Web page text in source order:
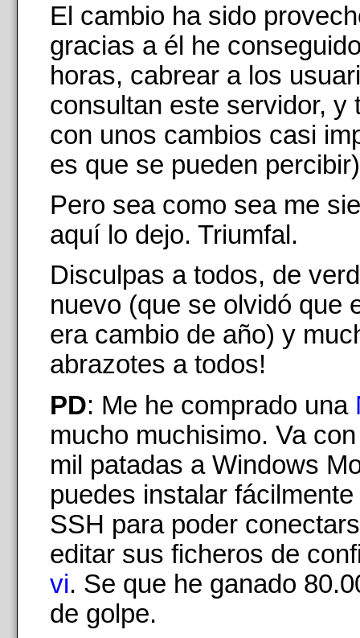
El cambio ha sido
gracias a él he
horas, cabrear a los
consultan este servidor, y
con unos cambios casi
es que se pueden
Pero sea como sea me
aquí lo dejo. Triumfal.
Disculpas a todos, de
nuevo (que se olvidó que
era cambio de año) y
abrazotes a todos!
PD: Me he comprado una
mucho muchisimo. Va
mil patadas a Windows
puedes instalar
SSH para poder
editar sus ficheros de
vi. Se que he ganado
de golpe.